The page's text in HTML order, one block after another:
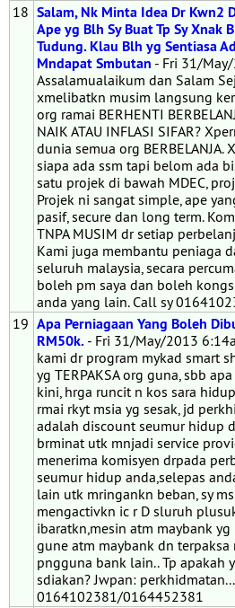
18 Salam, Nk Minta Idea Dr Kwn2
Ape yg Blh Sy Buat Tp Sy Xnak
Tudung. Klau Blh yg Sentiasa
Mndapat Smbutan - Fri 31/
Assalamualaikum dan Salam
xmelibatkn musim langsung
org ramai BERHENTI
NAIK ATAU INFLASI SIFAR?
dunia semua org BERBELANJA.
siapa ada ssm tapi belom ada
satu projek di bawah MDEC,
Projek ni sangat simple, ape
pasif, secure dan long term.
TNPA MUSIM dr setiap
Kami juga membantu peniaga
seluruh malaysia, secara
boleh pm saya dan boleh
anda yang lain. Call sy
19 Apa Perniagaan Yang Boleh
RM50k. - Fri 31/May/2013
kami dr program mykad smart
yg TERPAKSA org guna, sbb
kini, hrga runcit n kos sara
rmai rkyt msia yg sesak, jd
adalah discount seumur hidup
brminat utk mnjadi service
menerima komisyen drpada
seumur hidup anda,selepas
lain utk mringankn beban, sy
mengactivkn ic r D sluruh
ibaratkn,mesin atm maybank
gune atm maybank dn
pngguna bank lain.. Tp apakah
sdiakan? Jwpan:
0164102381/0164452381